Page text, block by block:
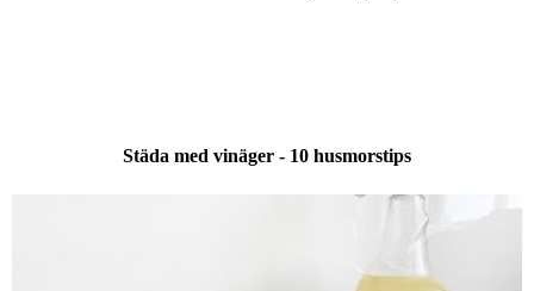
Städa med vinäger - 10 husmorstips